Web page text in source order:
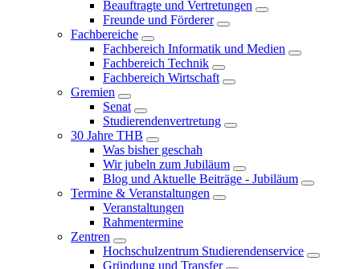
Beauftragte und Vertretungen
Freunde und Förderer
Fachbereiche
Fachbereich Informatik und Medien
Fachbereich Technik
Fachbereich Wirtschaft
Gremien
Senat
Studierendenvertretung
30 Jahre THB
Was bisher geschah
Wir jubeln zum Jubiläum
Blog und Aktuelle Beiträge - Jubiläum
Termine & Veranstaltungen
Veranstaltungen
Rahmentermine
Zentren
Hochschulzentrum Studierendenservice
Gründung und Transfer